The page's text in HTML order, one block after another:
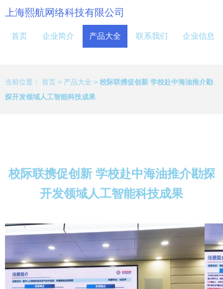
上海熙航网络科技有限公司
首页 企业简介 产品大全 联系我们 企业信息
当前位置： 首页 > 产品大全 > 校际联携促创新 学校赴中海油推介勘
探开发领域人工智能科技成果
校际联携促创新 学校赴中海油推介勘探
开发领域人工智能科技成果